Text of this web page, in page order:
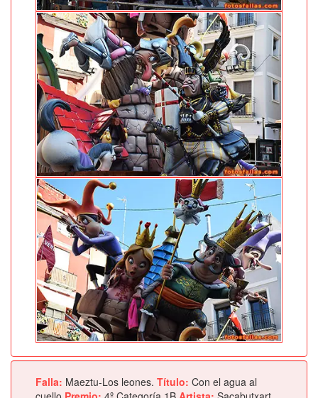
Falla: Maeztu-Los leones. Título: Con el agua al